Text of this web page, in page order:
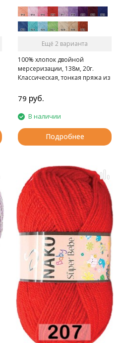
Ещё 2 варианта
100% хлопок двойной
мерсеризации, 138м, 20г.
Классическая, тонкая пряжа из
отливом, для вязания кружева,
скатертей, штор, вышивания,
для вязания ажурной одежды.
79 руб.
В наличии
Подробнее